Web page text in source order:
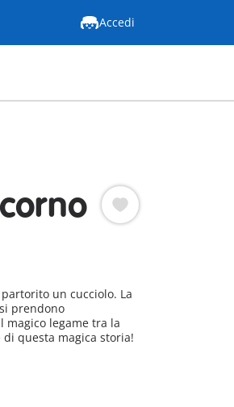
Accedi
un cucciolo. La
prendono
magico legame tra la
questa magica storia!